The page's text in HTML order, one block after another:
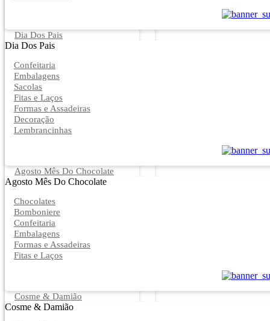
Dia Dos Pais
Dia Dos Pais
Confeitaria
Embalagens
Sacolas
Fitas e Laços
Formas e Assadeiras
Decoração
Lembrancinhas
Agosto Mês Do Chocolate
Agosto Mês Do Chocolate
Chocolates
Bomboniere
Confeitaria
Embalagens
Formas e Assadeiras
Fitas e Laços
Cosme & Damião
Cosme & Damião